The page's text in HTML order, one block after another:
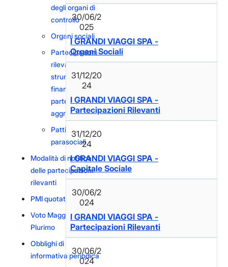
degli organi di
controllo
Organi sociali
Partecipazioni
rilevanti in
strumenti
finanziari e
partecipazioni
aggregate
Patti
parasociali
Modalità di notifica
delle partecipazioni
rilevanti
PMI quotate
Voto Maggiorato e
Plurimo
Obblighi di
informativa periodica
30/06/2
025
I GRANDI VIAGGI SPA -
Organi Sociali
31/12/20
24
I GRANDI VIAGGI SPA -
Partecipazioni Rilevanti
31/12/20
24
I GRANDI VIAGGI SPA -
Capitale Sociale
30/06/2
024
I GRANDI VIAGGI SPA -
Partecipazioni Rilevanti
30/06/2
024